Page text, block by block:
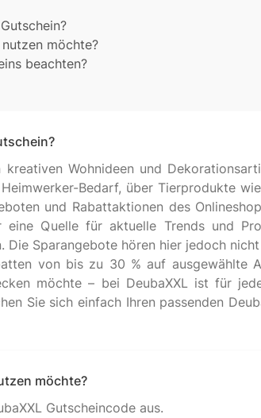
möchte?
beachten?
Wohnideen und
Bedarf, über Tierprodukte
und Rabattaktionen des
Quelle für aktuelle Trends und
Sparangebote hören hier jedoch
von bis zu 30 % auf ausgewählte
möchte – bei DeubaXXL ist für
Sie sich einfach Ihren passenden
möchte?
Gutscheincode aus.